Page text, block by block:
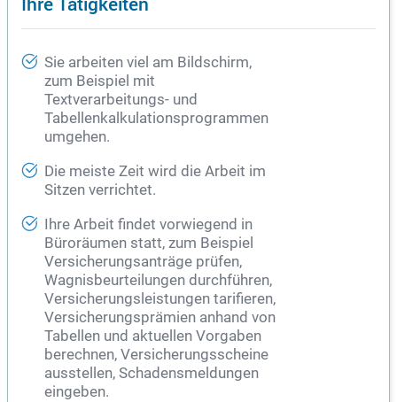
Sie arbeiten viel am Bildschirm,
zum Beispiel mit
Textverarbeitungs- und
Tabellenkalkulationsprogrammen
umgehen.
Die meiste Zeit wird die Arbeit im
Sitzen verrichtet.
Ihre Arbeit findet vorwiegend in
Büroräumen statt, zum Beispiel
Versicherungsanträge prüfen,
Wagnisbeurteilungen durchführen,
Versicherungsleistungen tarifieren,
Versicherungsprämien anhand von
Tabellen und aktuellen Vorgaben
berechnen, Versicherungsscheine
ausstellen, Schadensmeldungen
eingeben.